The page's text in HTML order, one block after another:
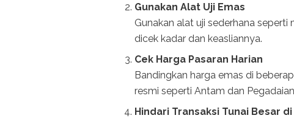
Gunakan Alat Uji Emas
Gunakan alat uji sederhana
dicek kadar dan keasliannya.
Cek Harga Pasaran Harian
Bandingkan harga emas di
resmi seperti Antam dan
Hindari Transaksi Tunai Besar